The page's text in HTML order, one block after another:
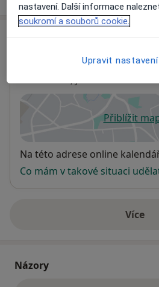
Praktický lékař pro
Přiblížitse
Dostupnost
Na této adrese online
Co mám v takové situaci
Více
o
Názory
nastavení. Další informace
soukromí a souborů cookie.
Upravit nastavení